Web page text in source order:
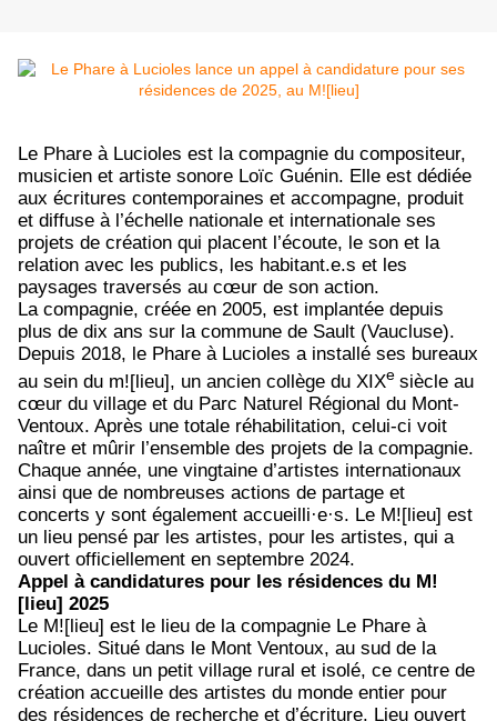
Le Phare à Lucioles est la compagnie du compositeur,
musicien et artiste sonore Loïc Guénin. Elle est dédiée
aux écritures contemporaines et accompagne, produit
et diffuse à l’échelle nationale et internationale ses
projets de création qui placent l’écoute, le son et la
relation avec les publics, les habitant.e.s et les
paysages traversés au cœur de son action.
La compagnie, créée en 2005, est implantée depuis
plus de dix ans sur la commune de Sault (Vaucluse).
Depuis 2018, le Phare à Lucioles a installé ses bureaux
au sein du m![lieu], un ancien collège du XIXe siècle au
cœur du village et du Parc Naturel Régional du Mont-
Ventoux. Après une totale réhabilitation, celui-ci voit
naître et mûrir l’ensemble des projets de la compagnie.
Chaque année, une vingtaine d’artistes internationaux
ainsi que de nombreuses actions de partage et
concerts y sont également accueilli·e·s. Le M![lieu] est
un lieu pensé par les artistes, pour les artistes, qui a
ouvert officiellement en septembre 2024.
Appel à candidatures pour les résidences du M!
[lieu] 2025
Le M![lieu] est le lieu de la compagnie Le Phare à
Lucioles. Situé dans le Mont Ventoux, au sud de la
France, dans un petit village rural et isolé, ce centre de
création accueille des artistes du monde entier pour
des résidences de recherche et d’écriture. Lieu ouvert